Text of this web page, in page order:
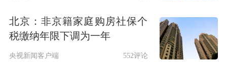
苏美达持续完善产品布局，现已实现油
轮、散货船、集装箱船三大主流船型全
覆盖，产品结构持续优化。2026年一季
北京：非京籍家庭购房社保个
税缴纳年限下调为一年
央视新闻客户端 552评论